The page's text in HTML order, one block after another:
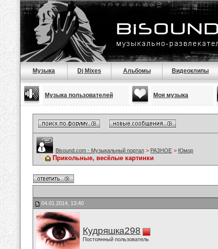
Музыка Dj Mixes Альбомы Видеоклипы
Музыка пользователей Моя музыка
Bisound.com - Музыкальный портал > РАЗНОЕ > Юмор
Прикольные, весёлые картинки
04.01.2014, 13:40
Кудряшка298
Постоянный пользователь